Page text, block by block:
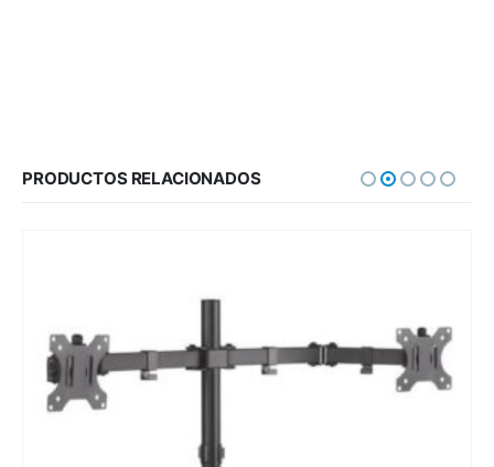
PRODUCTOS RELACIONADOS